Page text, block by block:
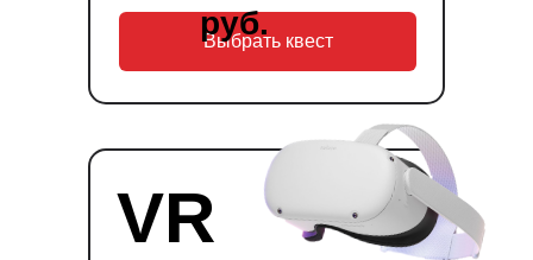
Выбрать квест
руб.
VR